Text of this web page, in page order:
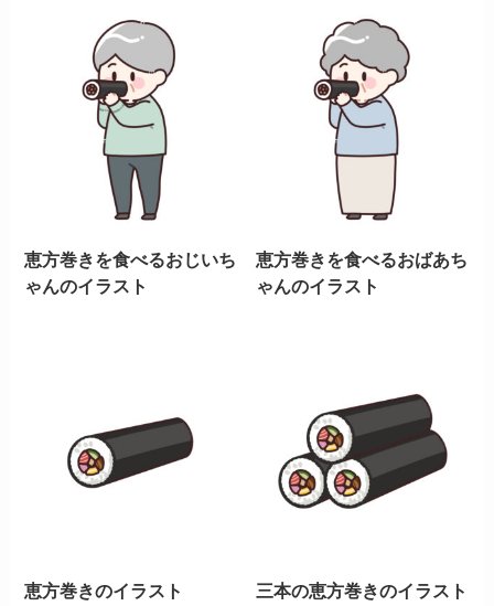
恵方巻きを食べるおじいち
ゃんのイラスト
恵方巻きを食べるおばあち
ゃんのイラスト
恵方巻きのイラスト 三本の恵方巻きのイラスト